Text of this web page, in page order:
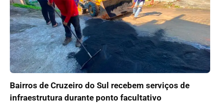
Bairros de Cruzeiro do Sul recebem serviços de
infraestrutura durante ponto facultativo